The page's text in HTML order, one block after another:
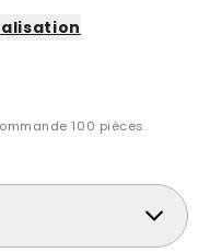
100 pièces.